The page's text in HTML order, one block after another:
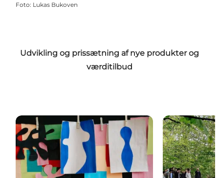
Foto: Lukas Bukoven
Udvikling og prissætning af nye produkter og
værditilbud
Statens Museum for Kunst Odense Aafart